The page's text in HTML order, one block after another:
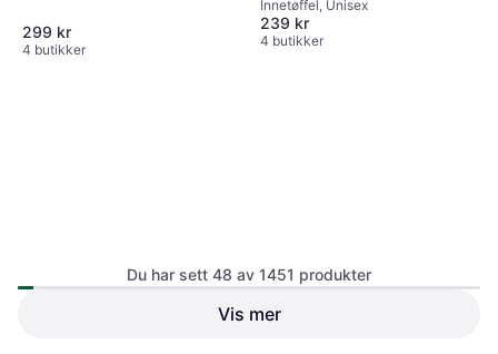
299 kr
4 butikker
Innetøffel, Unisex
239 kr
4 butikker
Rab Cirrus Hut Nightfall Blue
MikaMax Hot Feet Deluxe -
White
Du har sett 48 av 1451 produkter
Vis mer